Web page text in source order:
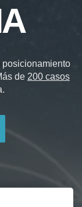
posicionamiento
de 200 casos